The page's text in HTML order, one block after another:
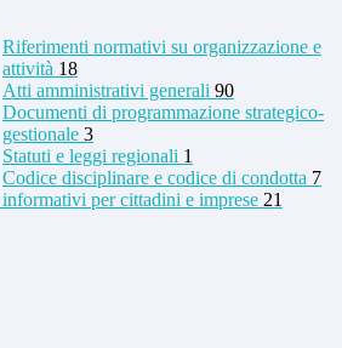
Riferimenti normativi su organizzazione e
attività 18
Atti amministrativi generali 90
Documenti di programmazione strategico-
gestionale 3
Statuti e leggi regionali 1
Codice disciplinare e codice di condotta 7
per cittadini e imprese 21